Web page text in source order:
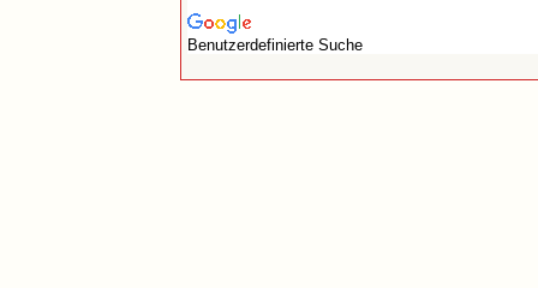
Benutzerdefinierte Suche